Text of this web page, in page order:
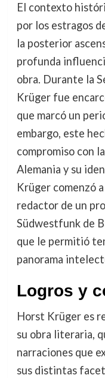
El contexto
por los estragos
la posterior
profunda
obra. Durante la
Krüger fue
que marcó un
embargo, este
compromiso con
Alemania y su
Krüger comenzó
redactor de un
Südwestfunk de
que le permitió
panorama
Logros y
Horst Krüger es
su obra literaria,
narraciones que
sus distintas